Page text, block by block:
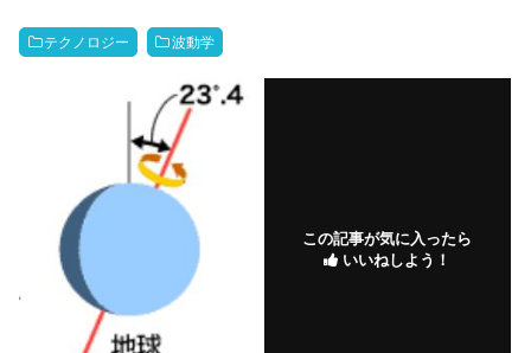
テクノロジー 波動学
この記事が気に入ったら
いいねしよう！